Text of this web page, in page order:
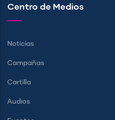
Centro de Medios
Noticias
Campañas
Cartilla
Audios